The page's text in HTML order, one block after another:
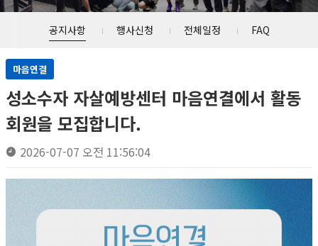
공지사항 행사신청 전체일정 FAQ
마음연결
성소수자 자살예방센터 마음연결에서 활동
회원을 모집합니다.
2026-07-07 오전 11:56:04